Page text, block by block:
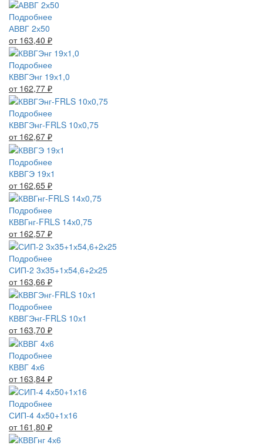
Подробнее
АВВГ 2х50
от 163,40 ₽
Подробнее
КВВГЭнг 19х1,0
от 162,77 ₽
Подробнее
КВВГЭнг-FRLS 10х0,75
от 162,67 ₽
Подробнее
КВВГЭ 19х1
от 162,65 ₽
Подробнее
КВВГнг-FRLS 14х0,75
от 162,57 ₽
Подробнее
СИП-2 3х35+1х54,6+2х25
от 163,66 ₽
Подробнее
КВВГЭнг-FRLS 10х1
от 163,70 ₽
Подробнее
КВВГ 4х6
от 163,84 ₽
Подробнее
СИП-4 4х50+1х16
от 161,80 ₽